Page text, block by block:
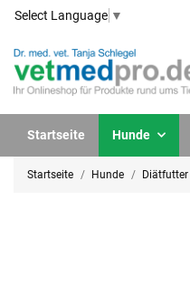
Select Language ▼
Hunde
Startseite
Startseite Hunde Diätfutter